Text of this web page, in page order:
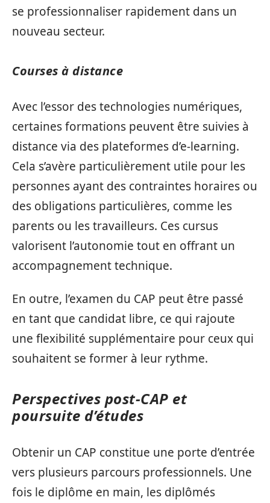
se professionnaliser rapidement dans un
nouveau secteur.
Courses à distance
Avec l’essor des technologies numériques,
certaines formations peuvent être suivies à
distance via des plateformes d’e-learning.
Cela s’avère particulièrement utile pour les
personnes ayant des contraintes horaires ou
des obligations particulières, comme les
parents ou les travailleurs. Ces cursus
valorisent l’autonomie tout en offrant un
accompagnement technique.
En outre, l’examen du CAP peut être passé
en tant que candidat libre, ce qui rajoute
une flexibilité supplémentaire pour ceux qui
souhaitent se former à leur rythme.
Perspectives post-CAP et
poursuite d’études
Obtenir un CAP constitue une porte d’entrée
vers plusieurs parcours professionnels. Une
fois le diplôme en main, les diplômés